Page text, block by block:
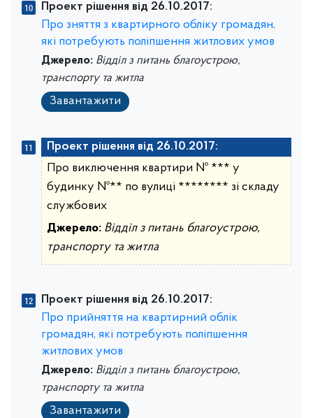
Проект рішення від 26.10.2017:
Про зняття з квартирного обліку громадян,
які потребують поліпшення житлових умов
Джерело: Відділ з питань благоустрою,
транспорту та житла
Завантажити
Проект рішення від 26.10.2017:
Про виключення квартири № *** у
будинку №** по вулиці ******** зі складу
службових
Джерело: Відділ з питань благоустрою,
транспорту та житла
Проект рішення від 26.10.2017:
Про прийняття на квартирний облік
громадян, які потребують поліпшення
житлових умов
Джерело: Відділ з питань благоустрою,
транспорту та житла
Завантажити